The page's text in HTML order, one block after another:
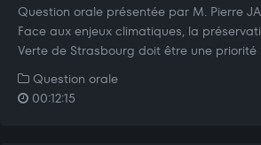
Question orale présentée par M. Pierre
Face aux enjeux climatiques, la
Verte de Strasbourg doit être une priorité
Question orale
00:12:15